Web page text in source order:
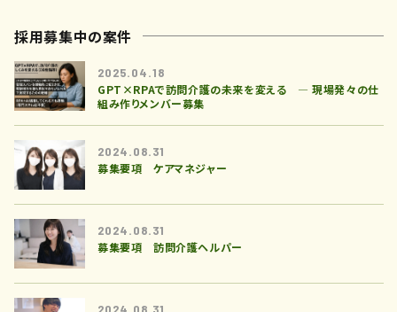
採用募集中の案件
2025.04.18
GPT×RPAで訪問介護の未来を変える ― 現場発々の仕
組み作りメンバー募集
2024.08.31
募集要項 ケアマネジャー
2024.08.31
募集要項 訪問介護ヘルパー
2024.08.31